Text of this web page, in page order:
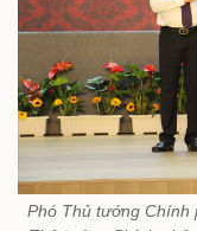
Phó Thủ tướng Chính